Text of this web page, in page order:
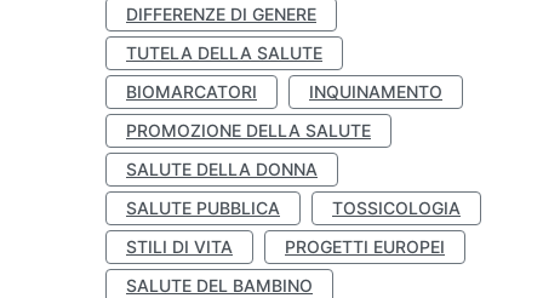
DIFFERENZE DI GENERE
TUTELA DELLA SALUTE
BIOMARCATORI
INQUINAMENTO
PROMOZIONE DELLA SALUTE
SALUTE DELLA DONNA
SALUTE PUBBLICA
TOSSICOLOGIA
STILI DI VITA
PROGETTI EUROPEI
SALUTE DEL BAMBINO